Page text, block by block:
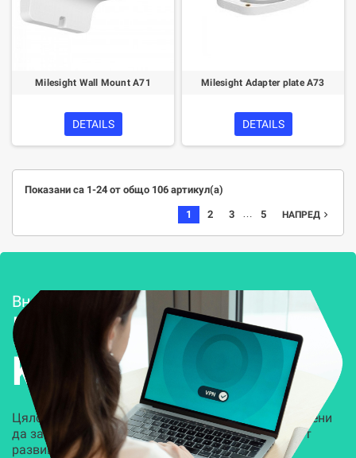
Milesight Wall Mount A71
DETAILS
Milesight Adapter plate A73
DETAILS
Показани са 1-24 от общо 106 артикул(а)
1 2 3 … 5 НАПРЕД navigate_next
Внедряване и поддръжка
Решения за
Kиберсигурност
Цялостни, задвижвани от AI решения, предназначени
да защитят всеки слой на вашата организация от
развиващите се киберзаплахи.